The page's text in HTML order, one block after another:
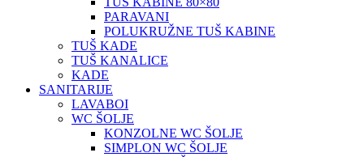
PARAVANI
POLUKRUŽNE TUŠ KABINE
TUŠ KADE
TUŠ KANALICE
KADE
SANITARIJE
LAVABOI
WC ŠOLJE
KONZOLNE WC ŠOLJE
SIMPLON WC ŠOLJE